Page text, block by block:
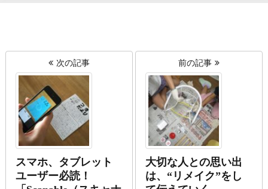
次の記事
スマホ、タブレット
ユーザー必読！
前の記事
大切な人との思い出
は、“リメイク”をし